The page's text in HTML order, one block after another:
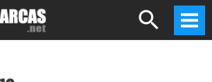
Search